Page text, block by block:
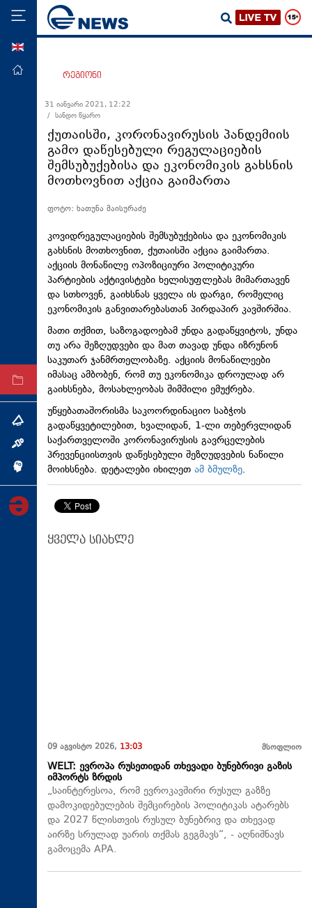
მთავარი
ეკონომიკა
მსოფლიო
ჯანდაცვა
საზოგადოება
სამართალი
რეგიონი
კულტურა
სპორტი
ტაბლოიდი
ინტერვიუ
ინქვიზიცია
რეგიონი
31 იანვარი 2021, 12:22
/ სანდო წყარო
ქუთაისში, კორონავირუსის პანდემიის
გამო დაწესებული რეგულაციების
შემსუბუქებისა და ეკონომიკის გახსნის
მოთხოვნით აქცია გაიმართა
ფოტო: ხათუნა მაისურაძე
კოვიდრეგულაციების შემსუბუქებისა და ეკონომიკის
გახსნის მოთხოვნით, ქუთაისში აქცია გაიმართა.
აქციის მონაწილე ოპოზიციური პოლიტიკური
პარტიების აქტივისტები ხელისუფლებას მიმართავენ
და სთხოვენ, გაიხსნას ყველა ის დარგი, რომელიც
ეკონომიკის განვითარებასთან პირდაპირ კავშირშია.
მათი თქმით, საზოგადოებამ უნდა გადაწყვიტოს, უნდა
თუ არა შეზღუდვები და მათ თავად უნდა იზრუნონ
საკუთარ ჯანმრთელობაზე. აქციის მონაწილეები
იმასაც ამბობენ, რომ თუ ეკონომიკა დროულად არ
გაიხსნება, მოსახლეობას შიმშილი ემუქრება.
უწყებათაშორისმა საკოორდინაციო საბჭოს
გადაწყვეტილებით, ხვალიდან, 1-ლი თებერვლიდან
საქართველოში კორონავირუსის გავრცელების
პრევენციისთვის დაწესებული შეზღუდვების ნაწილი
მოიხსნება. დეტალები იხილეთ ამ ბმულზე.
ყველა სიახლე
09 აგვისტო 2026, 13:03 მსოფლიო
WELT: ევროპა რუსეთიდან თხევადი ბუნებრივი გაზის
იმპორტს ზრდის
„საინტერესოა, რომ ევროკავშირი რუსულ გაზზე
დამოკიდებულების შემცირების პოლიტიკას ატარებს
და 2027 წლისთვის რუსულ ბუნებრივ და თხევად
აირზე სრულად უარის თქმას გეგმავს“, - აღნიშნავს
გამოცემა APA.